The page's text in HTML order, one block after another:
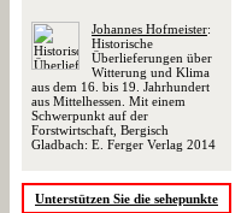
Johannes Hofmeister:
Historische
Überlieferungen über
Witterung und Klima
aus dem 16. bis 19. Jahrhundert
aus Mittelhessen. Mit einem
Schwerpunkt auf der
Forstwirtschaft, Bergisch
Gladbach: E. Ferger Verlag 2014
Unterstützen Sie die sehepunkte